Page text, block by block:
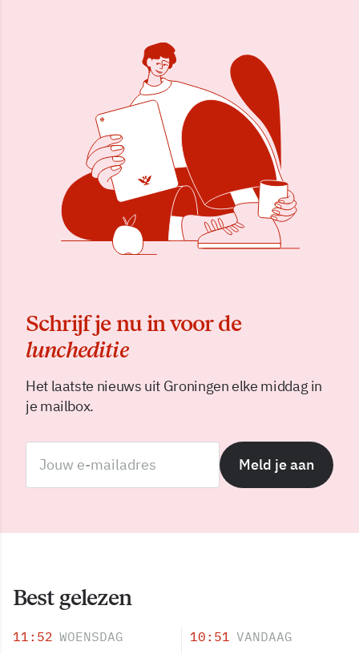
Schrijf je nu in voor de
luncheditie
Het laatste nieuws uit Groningen elke middag in
je mailbox.
Meld je aan
Best gelezen
11:52 WOENSDAG 10:51 VANDAAG